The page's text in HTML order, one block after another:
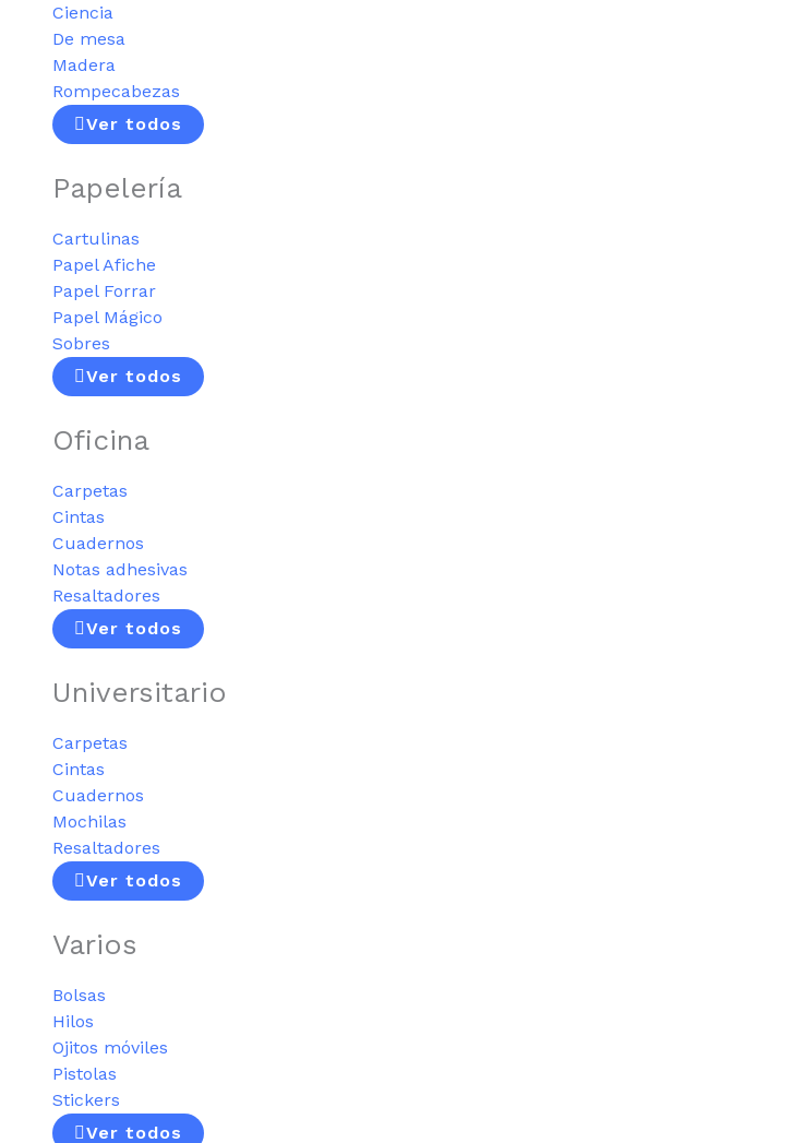
Ciencia
De mesa
Madera
Rompecabezas
Ver todos
Papelería
Cartulinas
Papel Afiche
Papel Forrar
Papel Mágico
Sobres
Ver todos
Oficina
Carpetas
Cintas
Cuadernos
Notas adhesivas
Resaltadores
Ver todos
Universitario
Carpetas
Cintas
Cuadernos
Mochilas
Resaltadores
Ver todos
Varios
Bolsas
Hilos
Ojitos móviles
Pistolas
Stickers
Ver todos